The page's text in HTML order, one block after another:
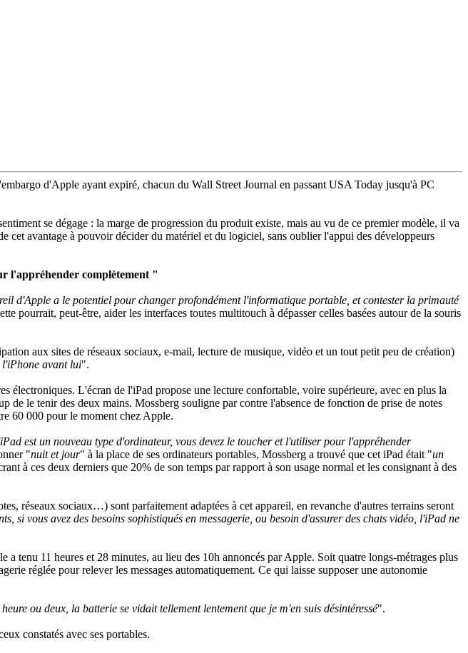
d'Apple ayant expiré, chacun du Wall Street Journal en passant USA Today jusqu'à PC
se dégage : la marge de progression du produit existe, mais au vu de ce premier modèle, il va
avantage à pouvoir décider du matériel et du logiciel, sans oublier l'appui des développeurs
l'appréhender complètement "
d'Apple a le potentiel pour changer profondément l'informatique portable, et contester la primauté
pourrait, peut-être, aider les interfaces toutes multitouch à dépasser celles basées autour de la souris
aux sites de réseaux sociaux, e-mail, lecture de musique, vidéo et un tout petit peu de création)
avant lui".
L'écran de l'iPad propose une lecture confortable, voire supérieure, avec en plus la
le tenir des deux mains. Mossberg souligne par contre l'absence de fonction de prise de notes
60 000 pour le moment chez Apple.
est un nouveau type d'ordinateur, vous devez le toucher et l'utiliser pour l'appréhender
"nuit et jour" à la place de ses ordinateurs portables, Mossberg a trouvé que cet iPad était "un
à ces deux derniers que 20% de son temps par rapport à son usage normal et les consignant à des
réseaux sociaux…) sont parfaitement adaptées à cet appareil, en revanche d'autres terrains seront
si vous avez des besoins sophistiqués en messagerie, ou besoin d'assurer des chats vidéo, l'iPad ne
tenu 11 heures et 28 minutes, au lieu des 10h annoncés par Apple. Soit quatre longs-métrages plus
réglée pour relever les messages automatiquement. Ce qui laisse supposer une autonomie
ou deux, la batterie se vidait tellement lentement que je m'en suis désintéressé".
constatés avec ses portables.